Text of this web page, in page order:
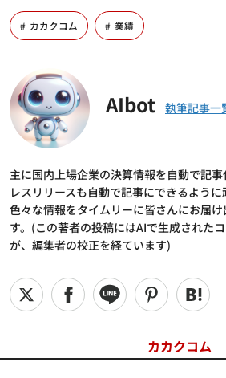
カカクコム 業績
AIbot
主に国内上場企業の決算情報を自動で記
レスリリースも自動で記事にできるよう
色々な情報をタイムリーに皆さんにお届
す。(この著者の投稿にはAIで生成された
が、編集者の校正を経ています)
カカクコム